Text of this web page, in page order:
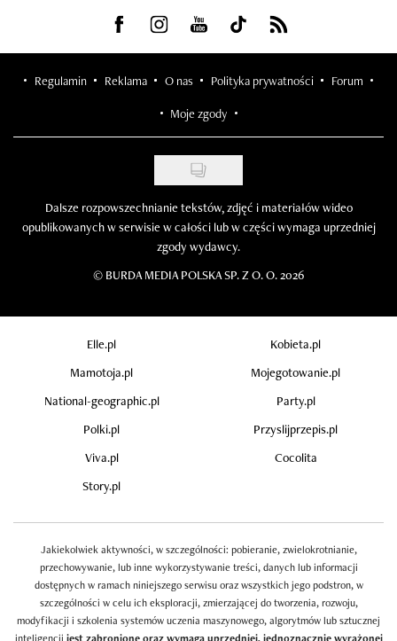
Visit us on Facebook
Visit us on Instagram
Visit us on Youtube
Visit us on Tiktok
Visit us on Rss
Regulamin Reklama O nas Polityka prywatności Forum
Moje zgody
Dalsze rozpowszechnianie tekstów, zdjęć i materiałów wideo
opublikowanych w serwisie w całości lub w części wymaga uprzedniej
zgody wydawcy.
© BURDA MEDIA POLSKA SP. Z O. O. 2026
Elle.pl
Kobieta.pl
Mamotoja.pl
Mojegotowanie.pl
National-geographic.pl
Party.pl
Polki.pl
Przyslijprzepis.pl
Viva.pl
Cocolita
Story.pl
Jakiekolwiek aktywności, w szczególności: pobieranie, zwielokrotnianie,
przechowywanie, lub inne wykorzystywanie treści, danych lub informacji
dostępnych w ramach niniejszego serwisu oraz wszystkich jego podstron, w
szczególności w celu ich eksploracji, zmierzającej do tworzenia, rozwoju,
modyfikacji i szkolenia systemów uczenia maszynowego, algorytmów lub sztucznej